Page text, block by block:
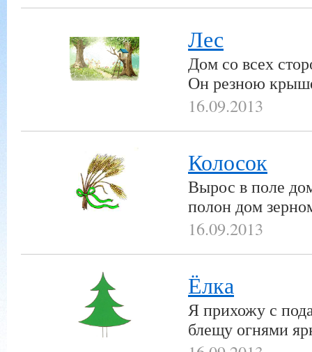
Лес
Дом со всех
Он резною
16.09.2013
Колосок
Вырос в поле
полон дом
16.09.2013
Ёлка
Я прихожу с
блещу огнями